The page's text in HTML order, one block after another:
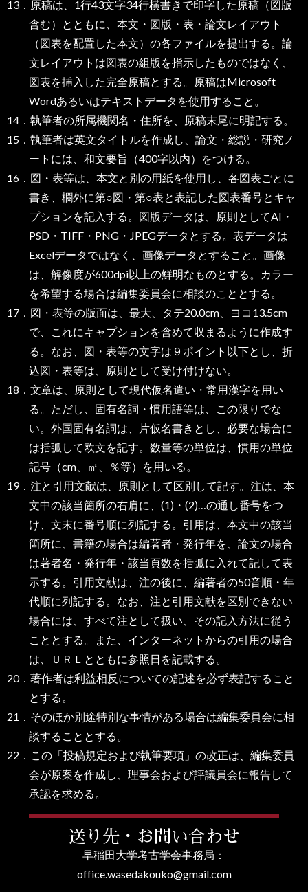
13．原稿は、1行43文字34行横書きで印字した原稿（図版
含む）とともに、本文・図版・表・論文レイアウト
（図表を配置した本文）の各ファイルを提出する。論
文レイアウトは図表の組版を指示したものではなく、
図表を挿入した完全原稿とする。原稿はMicrosoft
Wordあるいはテキストデータを使用すること。
14．執筆者の所属機関名・住所を、原稿末尾に明記する。
15．執筆者は英文タイトルを作成し、論文・総説・研究ノ
ートには、和文要旨（400字以内）をつける。
16．図・表等は、本文と別の用紙を使用し、各図表ごとに
書き、欄外に第○図・第○表と表記した図表番号とキャ
プションを記入する。図版データは、原則としてAI・
PSD・TIFF・PNG・JPEGデータとする。表データは
Excelデータではなく、画像データとすること。画像
は、解像度が600dpi以上の鮮明なものとする。カラー
を希望する場合は編集委員会に相談のこととする。
17．図・表等の版面は、最大、タテ20.0cm、ヨコ13.5cm
で、これにキャプションを含めて収まるように作成す
る。なお、図・表等の文字は９ポイント以下とし、折
込図・表等は、原則として受け付けない。
18．文章は、原則として現代仮名遣い・常用漢字を用い
る。ただし、固有名詞・慣用語等は、この限りでな
い。外国固有名詞は、片仮名書きとし、必要な場合に
は括弧して欧文を記す。数量等の単位は、慣用の単位
記号（cm、㎡、％等）を用いる。
19．注と引用文献は、原則として区別して記す。注は、本
文中の該当箇所の右肩に、(1)・(2)…の通し番号をつ
け、文末に番号順に列記する。引用は、本文中の該当
箇所に、書籍の場合は編著者・発行年を、論文の場合
は著者名・発行年・該当頁数を括弧に入れて記して表
示する。引用文献は、注の後に、編著者の50音順・年
代順に列記する。なお、注と引用文献を区別できない
場合には、すべて注として扱い、その記入方法に従う
こととする。また、インターネットからの引用の場合
は、ＵＲＬとともに参照日を記載する。
20．著作者は利益相反についての記述を必ず表記すること
とする。
21．そのほか別途特別な事情がある場合は編集委員会に相
談することとする。
22．この「投稿規定および執筆要項」の改正は、編集委員
会が原案を作成し、理事会および評議員会に報告して
承認を求める。
送り先・お問い合わせ
早稲田大学考古学会事務局：
office.wasedakouko@gmail.com